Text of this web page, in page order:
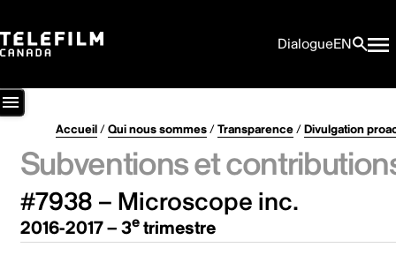
DialogueEN
Accueil/Qui nous sommes/Transparence/Divulgation
Subventions et
#7938 – Microscope inc.
2016-2017 – 3etrimestre